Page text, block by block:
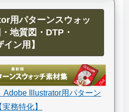
用パターンスウォッ
地質図・DTP・
ン用】
Adobe Illustrator用パターン
務特化】